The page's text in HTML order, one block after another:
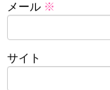
メール ※
サイト